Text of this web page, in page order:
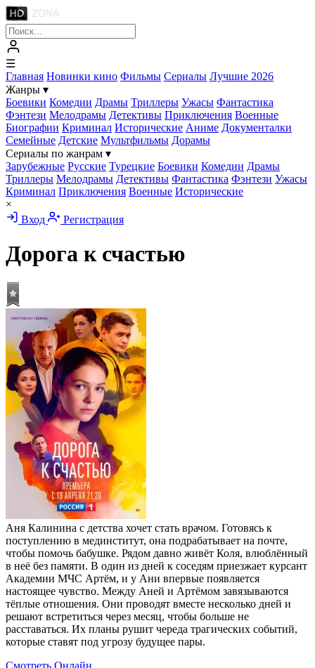
☰
Главная Новинки кино Фильмы Сериалы Лучшие 2026
Жанры ▾
Боевики Комедии Драмы Триллеры Ужасы Фантастика
Фэнтези Мелодрамы Детективы Приключения Военные
Биографии Криминал Исторические Аниме Документалки
Семейные Детские Мультфильмы Дорамы
Сериалы по жанрам ▾
Зарубежные Русские Турецкие Боевики Комедии Драмы
Триллеры Мелодрамы Детективы Фантастика Фэнтези Ужасы
Криминал Приключения Военные Исторические
×
Вход
Регистрация
Дорога к счастью
Аня Калинина с детства хочет стать врачом. Готовясь к
поступлению в мединститут, она подрабатывает на почте,
чтобы помочь бабушке. Рядом давно живёт Коля, влюблённый
в неё без памяти. В один из дней к соседям приезжает курсант
Академии МЧС Артём, и у Ани впервые появляется
настоящее чувство. Между Аней и Артёмом завязываются
тёплые отношения. Они проводят вместе несколько дней и
решают встретиться через месяц, чтобы больше не
расставаться. Их планы рушит череда трагических событий,
которые ставят под угрозу будущее пары.
Смотреть Онлайн